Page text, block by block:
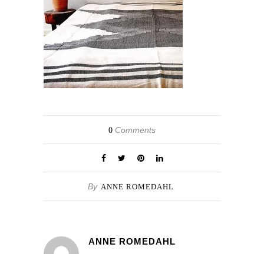
0 Comments
By ANNE ROMEDAHL
ANNE ROMEDAHL